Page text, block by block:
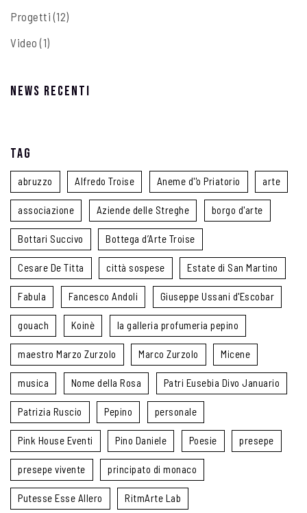
Progetti (12)
Video (1)
News recenti
Tag
abruzzo Alfredo Troise Aneme d''o Priatorio arte
associazione Aziende delle Streghe borgo d'arte
Bottari Succivo Bottega d’Arte Troise
Cesare De Titta città sospese Estate di San Martino
Fabula Fancesco Andoli Giuseppe Ussani d'Escobar
gouach Koinè la galleria profumeria pepino
maestro Marzo Zurzolo Marco Zurzolo Micene
musica Nome della Rosa Patri Eusebia Divo Januario
Patrizia Ruscio Pepino personale
Pink House Eventi Pino Daniele Poesie presepe
presepe vivente principato di monaco
Putesse Esse Allero RitmArte Lab